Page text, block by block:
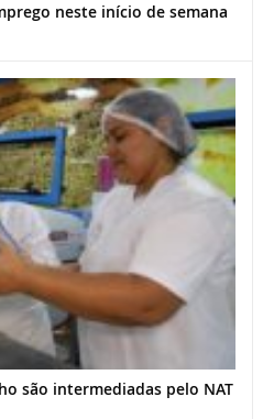
neste início de semana
são intermediadas pelo NAT